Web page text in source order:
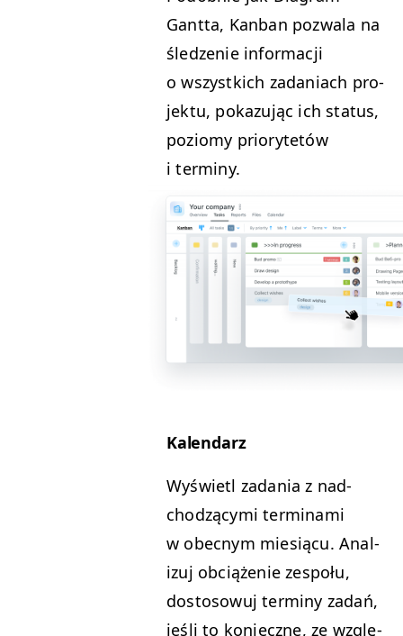
Gant­ta, Kan­ban pozwala na
śledze­nie infor­ma­cji
o wszys­t­kich zada­ni­ach pro­
jek­tu, pokazu­jąc ich sta­tus,
poziomy pri­o­ry­tetów
i terminy.
Kalen­darz
Wyświ­etl zada­nia z nad­
chodzą­cy­mi ter­mi­na­mi
w obec­nym miesiącu. Anal­
izuj obciąże­nie zespołu,
dos­tosowuj ter­miny zadań,
jeśli to konieczne, ze wzglę­